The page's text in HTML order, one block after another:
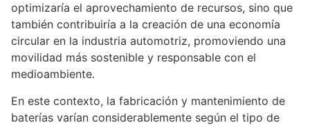
optimizaría el aprovechamiento de recursos, sino que
también contribuiría a la creación de una economía
circular en la industria automotriz, promoviendo una
movilidad más sostenible y responsable con el
medioambiente.
En este contexto, la fabricación y mantenimiento de
baterías varían considerablemente según el tipo de